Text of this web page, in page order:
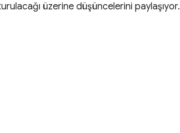
üzerine düşüncelerini paylaşıyor.